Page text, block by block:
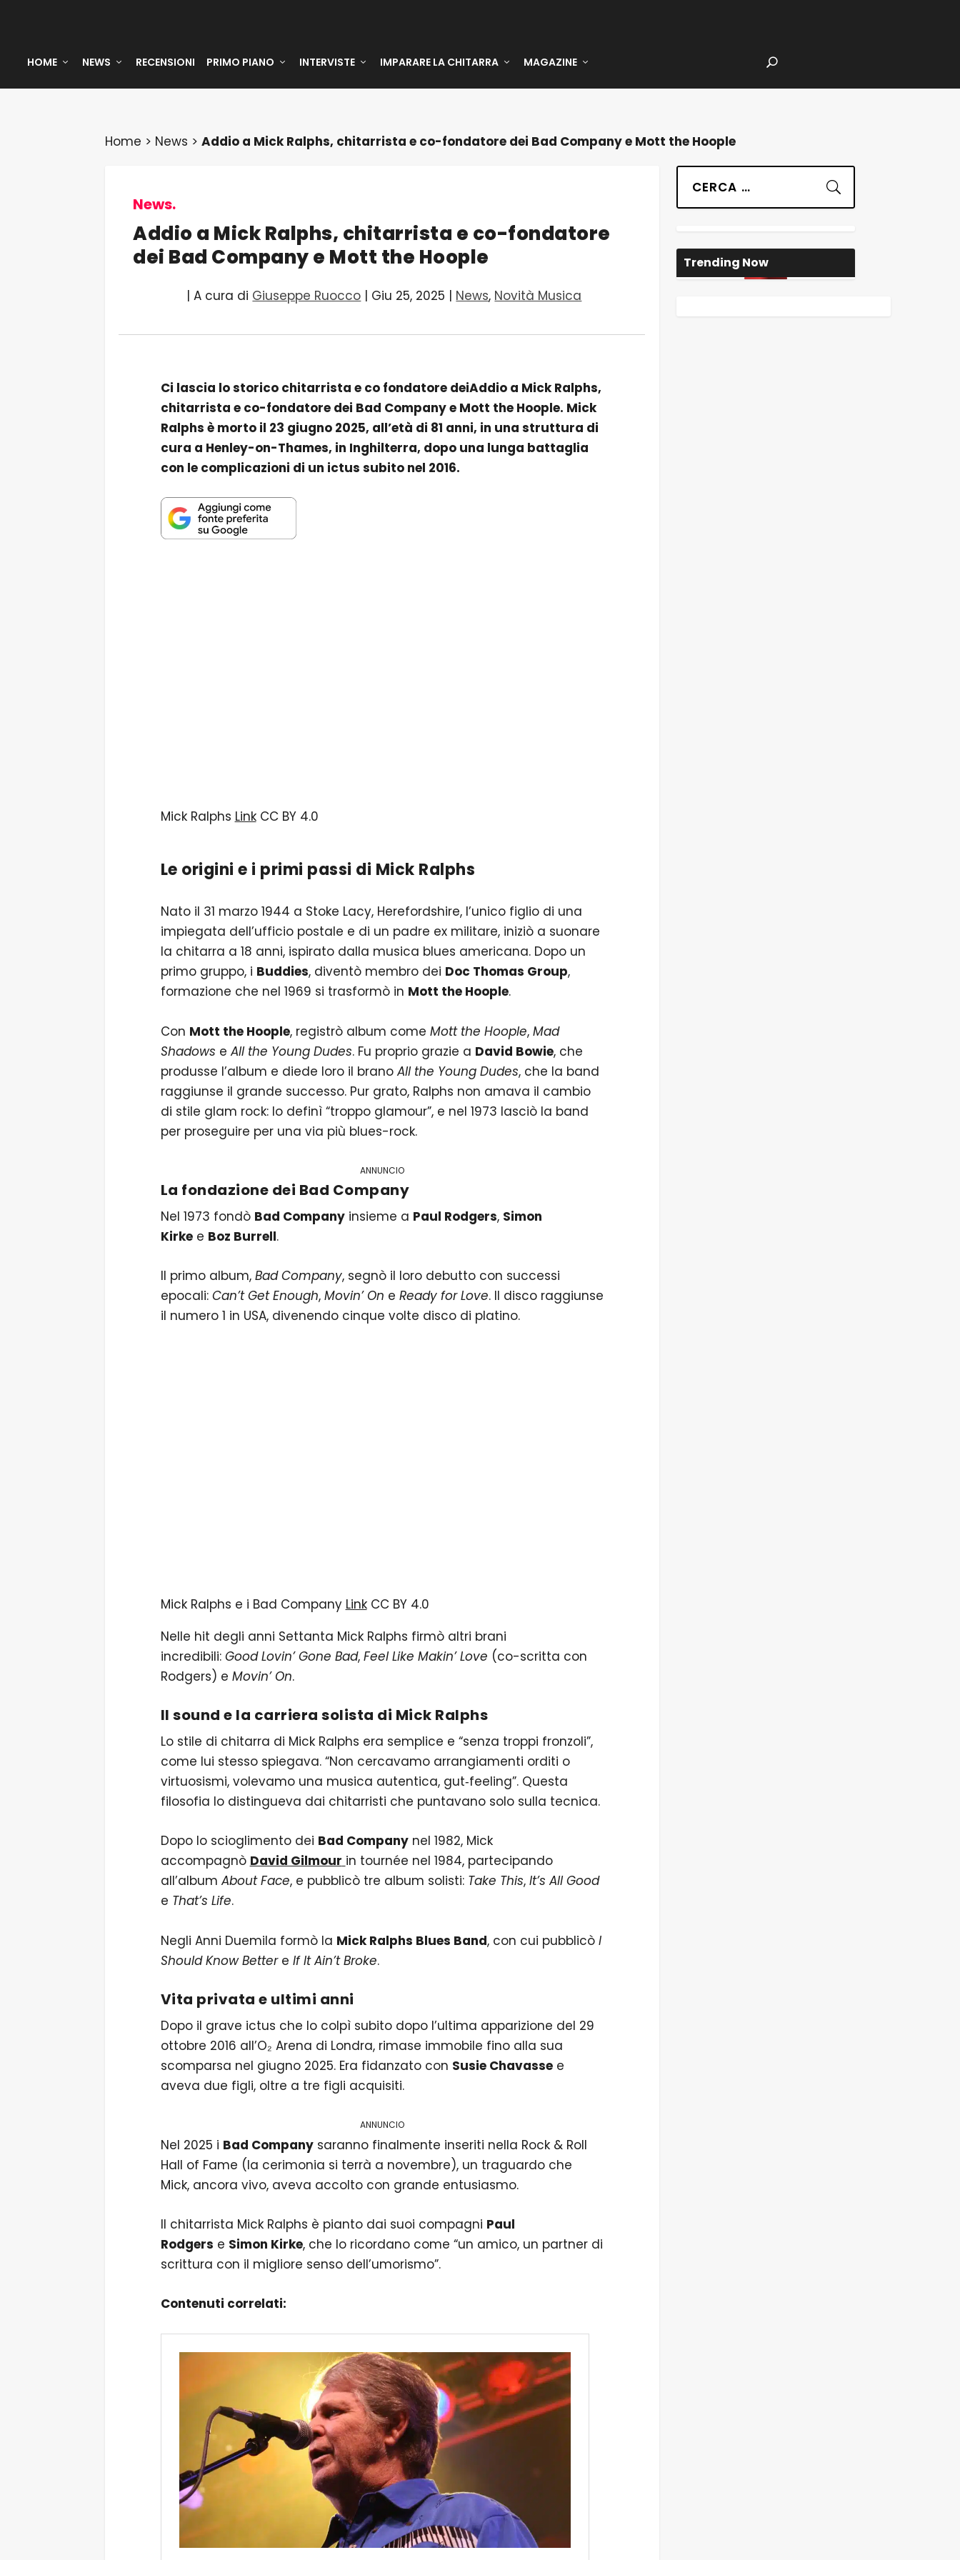
HOME NEWS RECENSIONI PRIMO PIANO INTERVISTE IMPARARE LA CHITARRA MAGAZINE
Home > News > Addio a Mick Ralphs, chitarrista e co-fondatore dei Bad Company e Mott the Hoople
News.
Addio a Mick Ralphs, chitarrista e co-fondatore
dei Bad Company e Mott the Hoople
| A cura di Giuseppe Ruocco | Giu 25, 2025 | News, Novità Musica
Ci lascia lo storico chitarrista e co fondatore deiAddio a Mick Ralphs,
chitarrista e co-fondatore dei Bad Company e Mott the Hoople. Mick
Ralphs è morto il 23 giugno 2025, all’età di 81 anni, in una struttura di
cura a Henley-on-Thames, in Inghilterra, dopo una lunga battaglia
con le complicazioni di un ictus subito nel 2016.
Mick Ralphs LinkCC BY 4.0
Le origini e i primi passi di Mick Ralphs
Nato il 31 marzo 1944 a Stoke Lacy, Herefordshire, l’unico figlio di una
impiegata dell’ufficio postale e di un padre ex militare, iniziò a suonare
la chitarra a 18 anni, ispirato dalla musica blues americana. Dopo un
primo gruppo, i Buddies, diventò membro dei Doc Thomas Group,
formazione che nel 1969 si trasformò in Mott the Hoople.
Con Mott the Hoople, registrò album come Mott the Hoople, Mad
Shadows e All the Young Dudes. Fu proprio grazie a David Bowie, che
produsse l’album e diede loro il brano All the Young Dudes, che la band
raggiunse il grande successo. Pur grato, Ralphs non amava il cambio
di stile glam rock: lo definì “troppo glamour”, e nel 1973 lasciò la band
per proseguire per una via più blues-rock.
ANNUNCIO
La fondazione dei Bad Company
Nel 1973 fondò Bad Companyinsieme a Paul Rodgers, Simon
Kirkee Boz Burrell.
Il primo album, Bad Company, segnò il loro debutto con successi
epocali: Can’t Get Enough, Movin’ On e Ready for Love. Il disco raggiunse
il numero 1 in USA, divenendo cinque volte disco di platino.
Mick Ralphs e i Bad Company LinkCC BY 4.0
Nelle hit degli anni Settanta Mick Ralphs firmò altri brani
incredibili: Good Lovin’ Gone Bad, Feel Like Makin’ Love (co-scritta con
Rodgers) e Movin’ On.
Il sound e la carriera solista di Mick Ralphs
Lo stile di chitarra di Mick Ralphs era semplice e “senza troppi fronzoli”,
come lui stesso spiegava. “Non cercavamo arrangiamenti orditi o
virtuosismi, volevamo una musica autentica, gut‑feeling”. Questa
filosofia lo distingueva dai chitarristi che puntavano solo sulla tecnica.
Dopo lo scioglimento dei Bad Companynel 1982, Mick
accompagnò David Gilmour in tournée nel 1984, partecipando
all’album About Face, e pubblicò tre album solisti: Take This, It’s All Good
e That’s Life.
Negli Anni Duemila formò la Mick Ralphs Blues Band, con cui pubblicò I
Should Know Bettere If It Ain’t Broke.
Vita privata e ultimi anni
Dopo il grave ictus che lo colpì subito dopo l’ultima apparizione del 29
ottobre 2016 all’O₂ Arena di Londra, rimase immobile fino alla sua
scomparsa nel giugno 2025. Era fidanzato con Susie Chavassee
aveva due figli, oltre a tre figli acquisiti.
ANNUNCIO
Nel 2025 i Bad Companysaranno finalmente inseriti nella Rock & Roll
Hall of Fame (la cerimonia si terrà a novembre), un traguardo che
Mick, ancora vivo, aveva accolto con grande entusiasmo.
Il chitarrista Mick Ralphs è pianto dai suoi compagni Paul
Rodgers e Simon Kirke, che lo ricordano come “un amico, un partner di
scrittura con il migliore senso dell’umorismo”.
Contenuti correlati:
Suchen
Trending Now